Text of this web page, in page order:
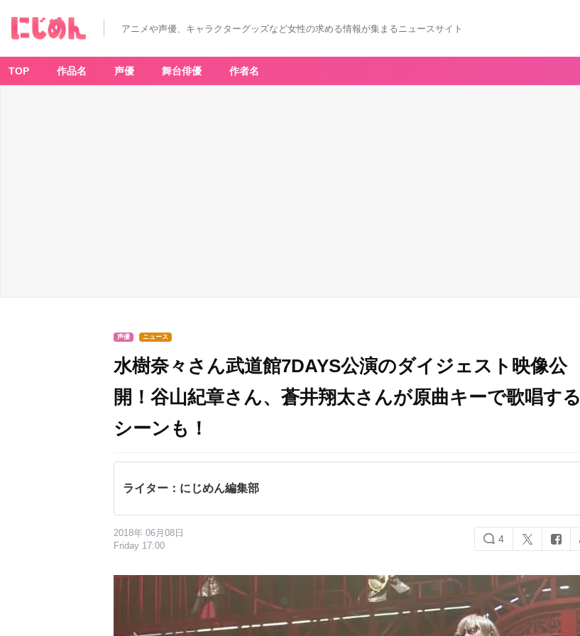
アニメや声優、キャラクターグッズなど女性の求める情報が集まるニュースサイト
TOP 作品名 声優 舞台俳優 作者名
声優 ニュース
水樹奈々さん武道館7DAYS公演のダイジェスト映像公
開！谷山紀章さん、蒼井翔太さんが原曲キーで歌唱する
シーンも！
ライター：にじめん編集部
2018年 06月08日
Friday 17:00
4